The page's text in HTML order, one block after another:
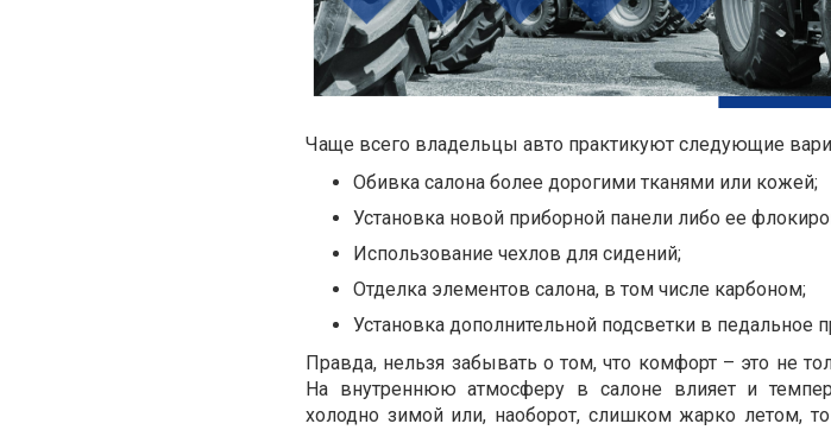
Чаще всего владельцы авто практикуют следующие
Обивка салона более дорогими тканями или кожей;
Установка новой приборной панели либо ее
Использование чехлов для сидений;
Отделка элементов салона, в том числе карбоном;
Установка дополнительной подсветки в педальное
Правда, нельзя забывать о том, что комфорт – это не
На внутреннюю атмосферу в салоне влияет и
холодно зимой или, наоборот, слишком жарко летом,